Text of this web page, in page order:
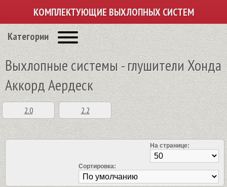
КОМПЛЕКТУЮЩИЕ ВЫХЛОПНЫХ СИСТЕМ
Категории
Выхлопные системы - глушители Хонда
Аккорд Аердеск
2.0 2.2
На странице:
Сортировка: